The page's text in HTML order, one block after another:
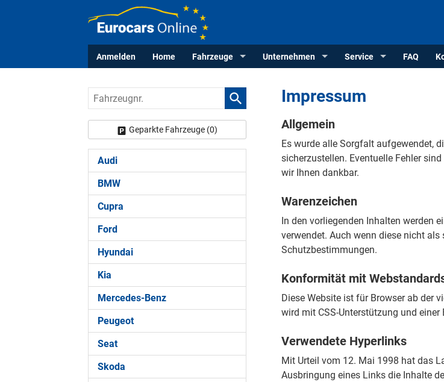
Anmelden Home Fahrzeuge Unternehmen Service FAQ
Impressum
Allgemein
Es wurde alle Sorgfalt aufgewendet,
sicherzustellen. Eventuelle Fehler
wir Ihnen dankbar.
Warenzeichen
In den vorliegenden Inhalten werden
verwendet. Auch wenn diese nicht
Schutzbestimmungen.
Konformität mit
Diese Website ist für Browser ab der
wird mit CSS-Unterstützung und
Verwendete Hyperlinks
Mit Urteil vom 12. Mai 1998 hat das
Ausbringung eines Links die Inhalte
Fahrzeugnr.
Geparkte Fahrzeuge (0)
Audi
BMW
Cupra
Ford
Hyundai
Kia
Mercedes-Benz
Peugeot
Seat
Skoda